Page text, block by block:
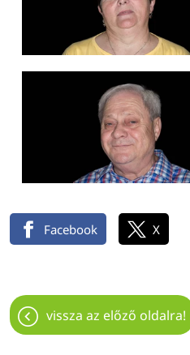
Facebook X
vissza az előző oldalra!